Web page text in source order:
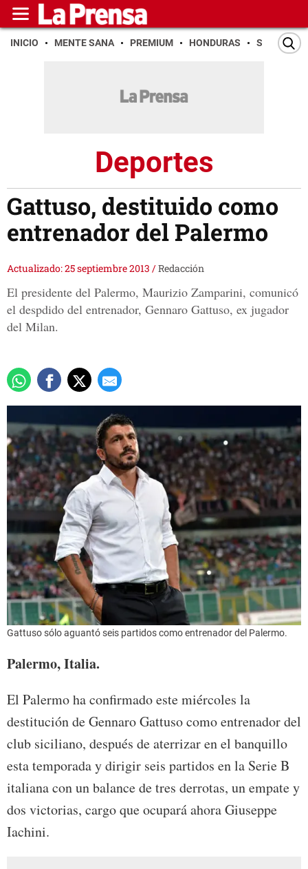
INICIO MENTE SANA PREMIUM HONDURAS SAN PEDRO
Deportes
Gattuso, destituido como
entrenador del Palermo
Actualizado: 25 septiembre 2013 /Redacción
El presidente del Palermo, Maurizio Zamparini, comunicó
el despdido del entrenador, Gennaro Gattuso, ex jugador
del Milan.
Gattuso sólo aguantó seis partidos como entrenador del Palermo.
Palermo, Italia.
El Palermo ha confirmado este miércoles la
destitución de Gennaro Gattuso como entrenador del
club siciliano, después de aterrizar en el banquillo
esta temporada y dirigir seis partidos en la Serie B
italiana con un balance de tres derrotas, un empate y
dos victorias, cargo que ocupará ahora Giuseppe
Iachini.